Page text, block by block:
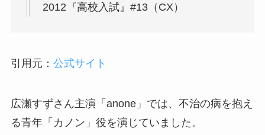
2012『高校入試』#13（CX）
引用元： 公式サイト
広瀬すずさん主演「anone」では、 不治の病を抱え
る青年「カノン」役を演じていました。